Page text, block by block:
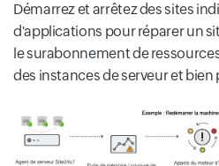
Démarrez et arrêtez des sites
d'applications pour réparer un
le surabonnement de
des instances de serveur et bien